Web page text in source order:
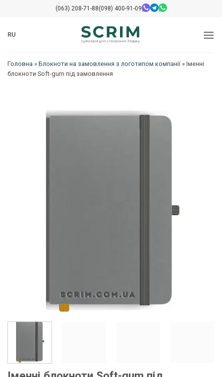
змісту
(063) 208-71-88(098) 400-91-09
RU
Головна » Блокноти на замовлення з логотипом компанії» Іменні
блокноти Soft-gum під замовлення